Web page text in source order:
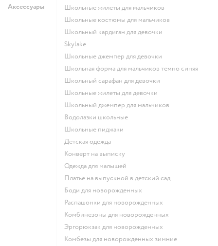
Аксессуары
Школьные жилеты для мальчиков
Школьные костюмы для мальчиков
Школьный кардиган для девочки
Skylake
Школьные джемпер для девочки
Школьная форма для мальчиков темно синяя
Школьный сарафан для девочки
Школьные жилеты для девочки
Школьный джемпер для мальчиков
Водолазки школьные
Школьные пиджаки
Детская одежда
Конверт на выписку
Одежда для малышей
Платье на выпускной в детский сад
Боди для новорожденных
Распашонки для новорожденных
Комбинезоны для новорожденных
Эргорюкзак для новорожденных
Комбезы для новорожденных зимние